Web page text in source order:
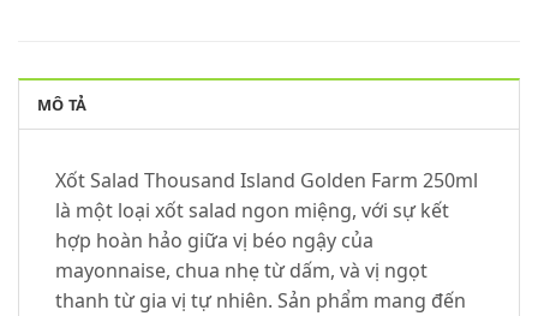
MÔ TẢ
Xốt Salad Thousand Island Golden Farm 250ml
là một loại xốt salad ngon miệng, với sự kết
hợp hoàn hảo giữa vị béo ngậy của
mayonnaise, chua nhẹ từ dấm, và vị ngọt
thanh từ gia vị tự nhiên. Sản phẩm mang đến